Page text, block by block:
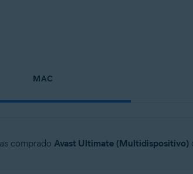
MAC
comprado Avast Ultimate (Multidispositivo)